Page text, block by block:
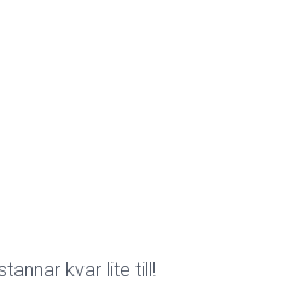
kvar lite till!